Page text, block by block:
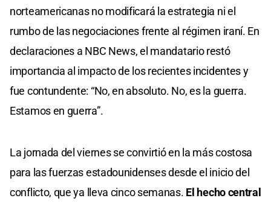
norteamericanas no modificará la estrategia ni el
rumbo de las negociaciones frente al régimen iraní. En
declaraciones a NBC News, el mandatario restó
importancia al impacto de los recientes incidentes y
fue contundente: “No, en absoluto. No, es la guerra.
Estamos en guerra”.
La jornada del viernes se convirtió en la más costosa
para las fuerzas estadounidenses desde el inicio del
conflicto, que ya lleva cinco semanas. El hecho central